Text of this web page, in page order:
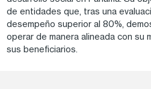
de entidades que, tras una
desempeño superior al 80%,
operar de manera alineada con su
sus beneficiarios.